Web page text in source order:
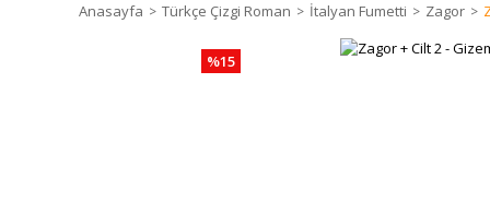
Anasayfa Türkçe Çizgi Roman İtalyan Fumetti Zagor
%15